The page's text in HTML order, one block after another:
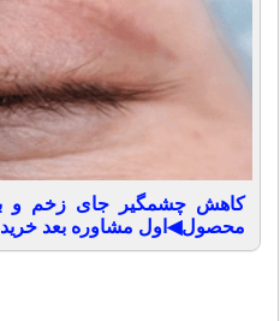
محصول◀اول مشاوره بعد خرید